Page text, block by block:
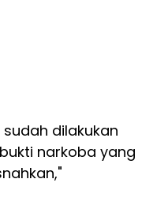
dilakukan
narkoba yang